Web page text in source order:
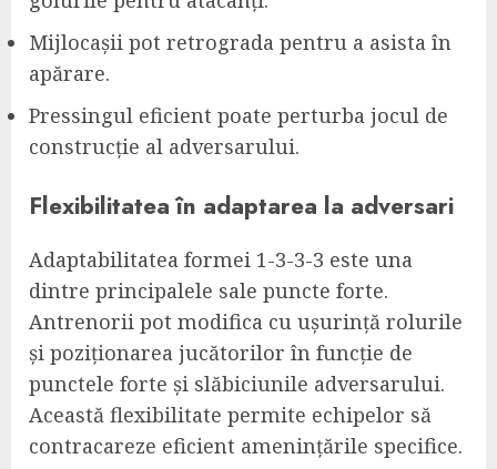
Mijlocașii pot retrograda pentru a asista în
apărare.
Pressingul eficient poate perturba jocul de
construcție al adversarului.
Flexibilitatea în adaptarea la adversari
Adaptabilitatea formei 1-3-3-3 este una
dintre principalele sale puncte forte.
Antrenorii pot modifica cu ușurință rolurile
și poziționarea jucătorilor în funcție de
punctele forte și slăbiciunile adversarului.
Această flexibilitate permite echipelor să
contracareze eficient amenințările specifice.